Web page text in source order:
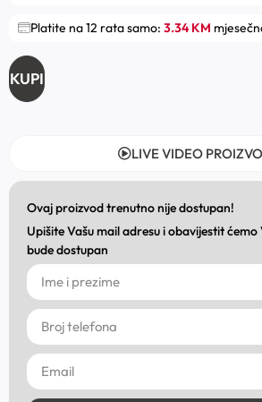
Platite na 12 rata samo: 3.34 KM
KUPI
LIVE VIDEO
Ovaj proizvod trenutno nije dostupan!
Upišite Vašu mail adresu i obavijestit
bude dostupan